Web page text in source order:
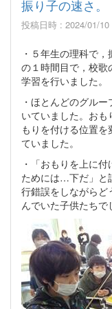
振り子の速さ
投稿日時 : 2024/01/10
・５年生の理科で
の１時間目で，校歌
学習を行いました。
・ほとんどのグル
いていました。お
もりを付ける位置
ていました。
・「おもりを上に
ためには…下だ」と
行錯誤をしながら
んでいた子供たちで